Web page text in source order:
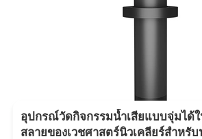
อุปกรณ์วัดกิจกรรมน้ำเสียแบบจุ่มได้
สลายของเวชศาสตร์นิวเคลียร์สำหรั